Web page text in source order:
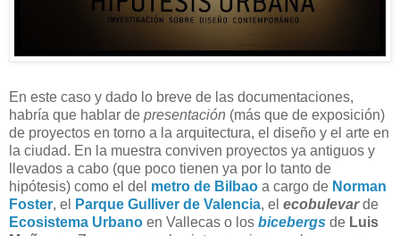
En este caso y dado lo breve de las documentaciones,
habría que hablar de presentación (más que de exposición)
de proyectos en torno a la arquitectura, el diseño y el arte en
la ciudad. En la muestra conviven proyectos ya antiguos y
llevados a cabo (que poco tienen ya por lo tanto de
hipótesis) como el del metro de Bilbao a cargo de Norman
Foster, el Parque Gulliver de Valencia, el ecobulevarde
Ecosistema Urbano en Vallecas o los bicebergs de Luis